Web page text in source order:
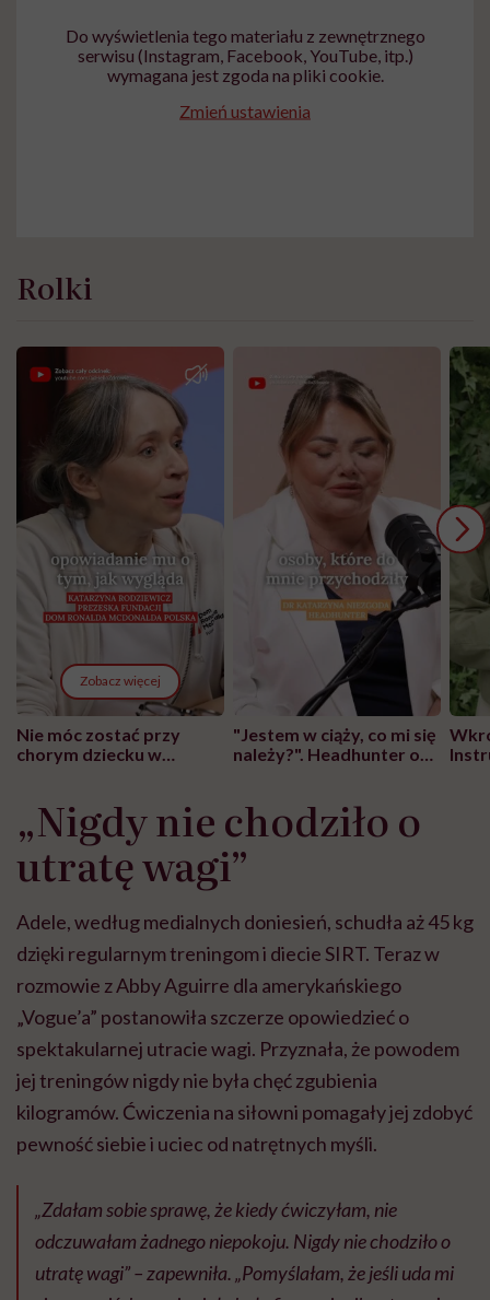
Do wyświetlenia tego materiału z zewnętrznego
serwisu (Instagram, Facebook, YouTube, itp.)
wymagana jest zgoda na pliki cookie.
Zmień ustawienia
Rolki
Zobacz więcej
Nie móc zostać przy
chorym dziecku w
może chyba tylko
głupota i brak
wyobraźni"
"Jestem w ciąży, co mi się
należy?". Headhunter o
pracy
„Nigdy nie chodziło o
utratę wagi”
Adele, według medialnych doniesień, schudła aż 45 kg
dzięki regularnym treningom i diecie SIRT. Teraz w
rozmowie z Abby Aguirre dla amerykańskiego
„Vogue’a” postanowiła szczerze opowiedzieć o
spektakularnej utracie wagi. Przyznała, że powodem
jej treningów nigdy nie była chęć zgubienia
kilogramów. Ćwiczenia na siłowni pomagały jej zdobyć
pewność siebie i uciec od natrętnych myśli.
„Zdałam sobie sprawę, że kiedy ćwiczyłam, nie
odczuwałam żadnego niepokoju. Nigdy nie chodziło o
utratę wagi” – zapewniła. „Pomyślałam, że jeśli uda mi